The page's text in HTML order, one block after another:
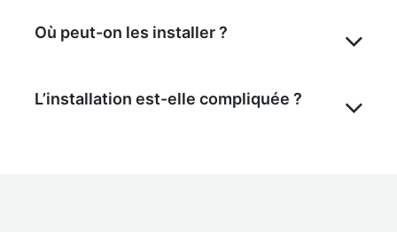
Où peut-on les installer ?
L’installation est-elle compliquée ?